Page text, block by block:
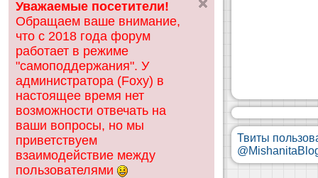
Уважаемые посетители!
Обращаем ваше внимание,
что с 2018 года форум
работает в режиме
"самоподдержания". У
администратора (Foxy) в
настоящее время нет
возможности отвечать на
ваши вопросы, но мы
приветствуем
взаимодействие между
пользователями
Твиты